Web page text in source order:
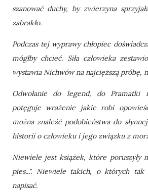
szanować duchy, by zwierzyna
zabrakło.
Podczas tej wyprawy chłopiec
mógłby chcieć. Siła człowieka
wystawia Nichwów na najcięższą próbę,
Odwołanie do legend, do Pramatki
potęguje wrażenie jakie robi
można znaleźć podobieństwa do
historii o człowieku i jego związku z
Niewiele jest książek, które poruszyły
pies...". Niewiele takich, o których
napisać.